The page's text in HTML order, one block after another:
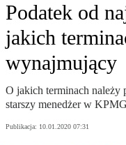
Podatek od
jakich
wynajmujący
O jakich terminach należy
starszy menedżer w
Publikacja: 10.01.2020 07:31